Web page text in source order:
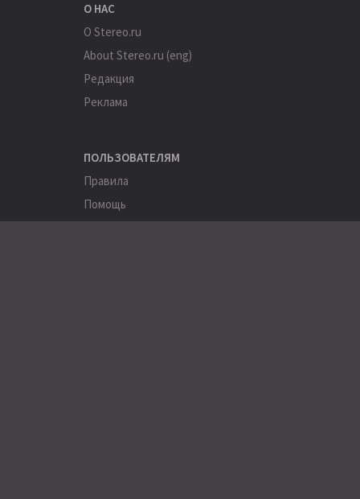
О НАС
О Stereo.ru
About Stereo.ru (eng)
Редакция
Реклама
ПОЛЬЗОВАТЕЛЯМ
Правила
Помощь